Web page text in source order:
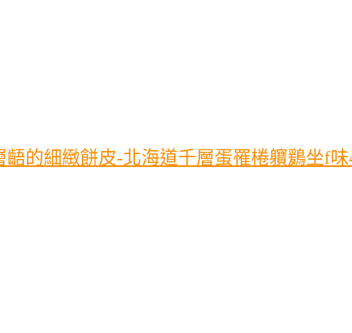
細緻餅皮-北海道千層蛋罹棬軉鶢坐f味